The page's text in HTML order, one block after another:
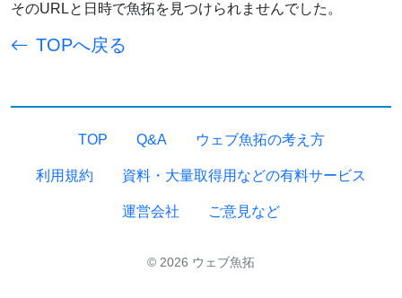
そのURLと日時で魚拓を見つけられませんでした。
TOPへ戻る
TOP Q&A ウェブ魚拓の考え方
利用規約 資料・大量取得用などの有料サービス
運営会社 ご意見など
© 2026 ウェブ魚拓